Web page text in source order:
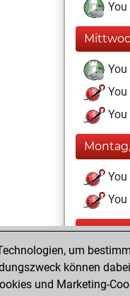
You
You
um
können
und Marketing-